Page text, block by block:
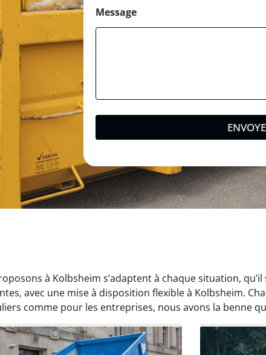
Message
à Kolbsheim s’adaptent à chaque situation, qu’il
avec une mise à disposition flexible à Kolbsheim.
comme pour les entreprises, nous avons la benne